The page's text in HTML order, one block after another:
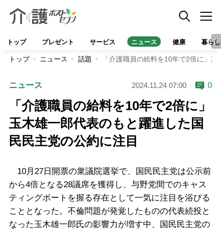
トップ プレゼント サービス ニュース 健康 暮らし
トップ ニュース 話題 「介護職員の給料を10年で2倍に」
ニュース 2024.11.24 07:00 0
「介護職員の給料を10年で2倍に」
玉木雄一郎代表のもと躍進した国
民民主党の公約に注目
10月27日開票の衆議院選挙で、国民民主党は公示前
から4倍となる28議席を獲得し、与野党間でのキャス
ティングボートを握る存在として一気に注目を浴びる
こととなった。不倫問題が発覚したものの代表続投と
なった玉木雄一郎氏の影響力が増す中、国民民主党の